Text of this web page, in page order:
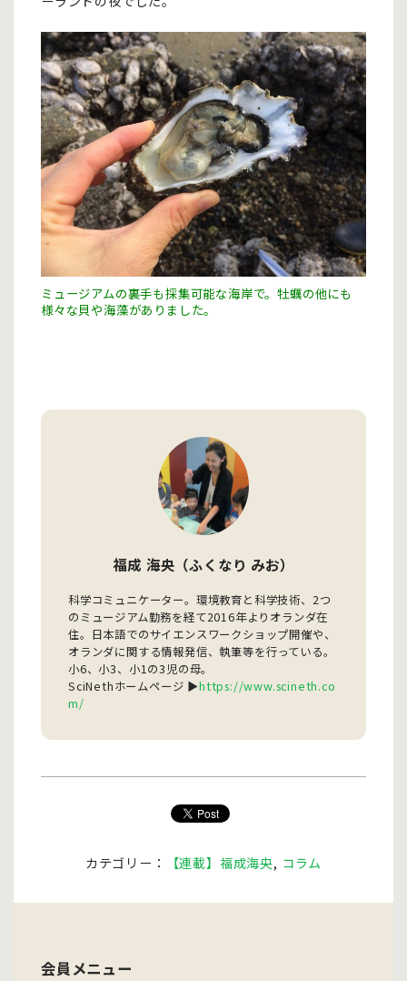
ミュージアムの裏手も採集可能な海岸で。牡蠣の他にも
様々な貝や海藻がありました。
福成 海央（ふくなり みお）
科学コミュニケーター。環境教育と科学技術、2つ
のミュージアム勤務を経て2016年よりオランダ在
住。日本語でのサイエンスワークショップ開催や、
オランダに関する情報発信、執筆等を行っている。
小6、小3、小1の3児の母。
SciNethホームページ ▶https://www.scineth.co
m/
カテゴリー： 【連載】福成海央, コラム
会員メニュー